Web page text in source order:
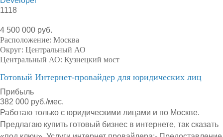
1118
4 500 000 руб.
Расположение: Москва
Округ: Центральный АО
Центральный АО: Кузнецкий мост
Готовый Интернет-провайдер для юридических лиц
Прибыль
382 000 руб./мес.
Работаю только с юридическими лицами и по Москве.
Предлагаю купить готовый бизнес в интернете, так сказать